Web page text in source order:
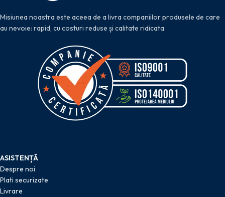
Misiunea noastra este aceea de a livra companiilor produsele de care
au nevoie: rapid, cu costuri reduse și calitate ridicata.
ASISTENȚĂ
Despre noi
Plati securizate
Livrare